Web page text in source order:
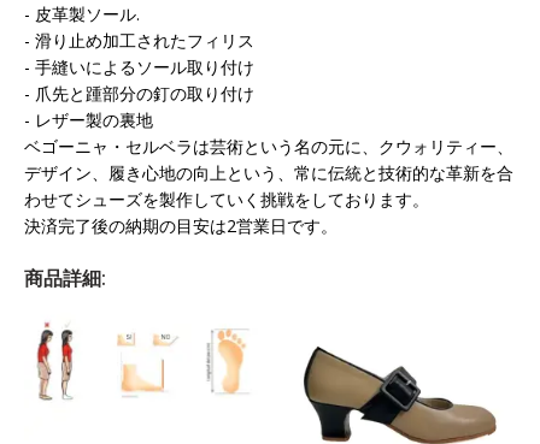
- 皮革製ソール.
- 滑り止め加工されたフィリス
- 手縫いによるソール取り付け
- 爪先と踵部分の釘の取り付け
- レザー製の裏地
ベゴーニャ・セルベラは芸術という名の元に、クウォリティー、
デザイン、履き心地の向上という、常に伝統と技術的な革新を合
わせてシューズを製作していく挑戦をしております。
決済完了後の納期の目安は2営業日です。
商品詳細: